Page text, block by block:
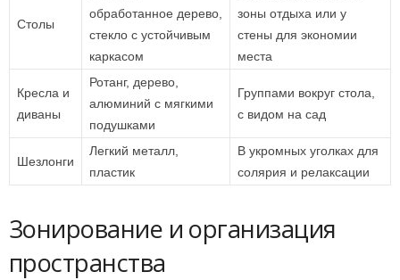
Столы
обработанное дерево,
стекло с устойчивым
каркасом
зоны отдыха или у
стены для экономии
места
Кресла и
диваны
Ротанг, дерево,
алюминий с мягкими
подушками
Группами вокруг стола,
с видом на сад
Шезлонги
Легкий металл,
пластик
В укромных уголках для
солярия и релаксации
Зонирование и организация
пространства